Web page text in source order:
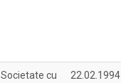
Societate cu
22.02.1994